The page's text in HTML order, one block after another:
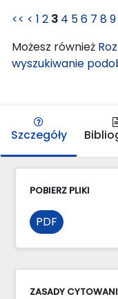
<< < 1 2 3 4 56 7 89
Możesz również
wyszukiwanie
Szczegóły
POBIERZ PLIKI
PDF
ZASADY